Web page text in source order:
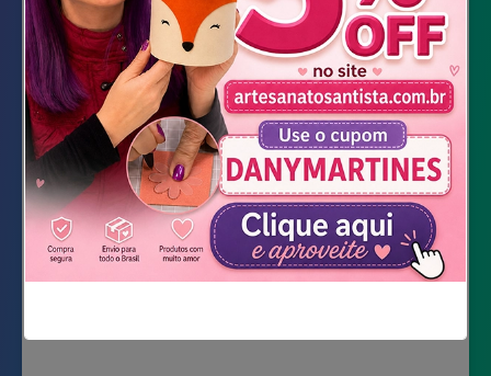
correntinha
tesoura e estilete
argola de chaveiro
DOWNLOAD DOS MOLDES